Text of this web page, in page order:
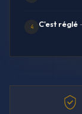
4 C'est réglé